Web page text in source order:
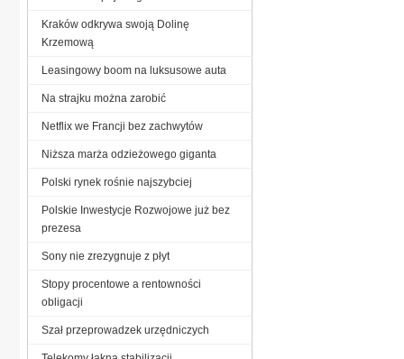
Kraków odkrywa swoją Dolinę
Krzemową
Leasingowy boom na luksusowe auta
Na strajku można zarobić
Netflix we Francji bez zachwytów
Niższa marża odzieżowego giganta
Polski rynek rośnie najszybciej
Polskie Inwestycje Rozwojowe już bez
prezesa
Sony nie zrezygnuje z płyt
Stopy procentowe a rentowności
obligacji
Szał przeprowadzek urzędniczych